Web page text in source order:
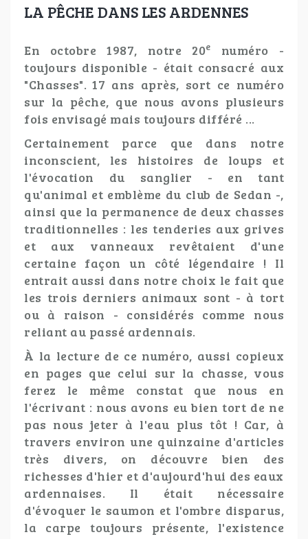
LA PÊCHE DANS LES ARDENNES
En octobre 1987, notre 20e
numéro -
toujours disponible - était consacré aux
"Chasses". 17 ans après, sort ce numéro
sur la pêche, que nous avons plusieurs
fois envisagé mais toujours différé ...
Certainement parce que dans notre
inconscient, les histoires de loups et
l'évocation du sanglier - en tant
qu'animal et emblème du club de Sedan -,
ainsi que la permanence de deux chasses
traditionnelles : les tenderies aux grives
et aux vanneaux revêtaient d'une
certaine façon un côté légendaire ! Il
entrait aussi dans notre choix le fait que
les trois derniers animaux sont - à tort
ou à raison - considérés comme nous
reliant au passé ardennais.
À la lecture de ce numéro, aussi copieux
en pages que celui sur la chasse, vous
ferez le même constat que nous en
l'écrivant : nous avons eu bien tort de ne
pas nous jeter à l'eau plus tôt ! Car, à
travers environ une quinzaine d'articles
très divers, on découvre bien des
richesses d'hier et d'aujourd'hui des eaux
ardennaises. Il était nécessaire
d'évoquer le saumon et l'ombre disparus,
la carpe toujours présente, l'existence